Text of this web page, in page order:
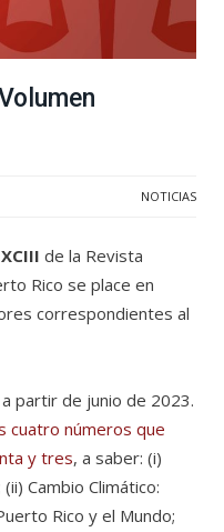
NOTICIAS
de la Revista
Rico se place en
correspondientes al
partir de junio de 2023.
cuatro números que
y tres, a saber: (i)
Cambio Climático:
Rico y el Mundo;